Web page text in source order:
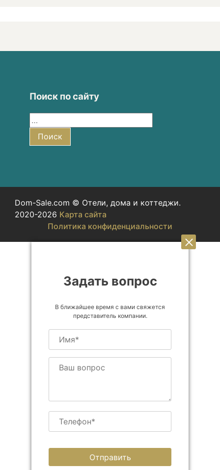
Поиск по сайту
Поиск
Dom-Sale.com © Отели, дома и коттеджи.
2020-2026 Карта сайта
Политика конфиденциальности
Задать вопрос
В ближайшее время с вами свяжется
представитель компании.